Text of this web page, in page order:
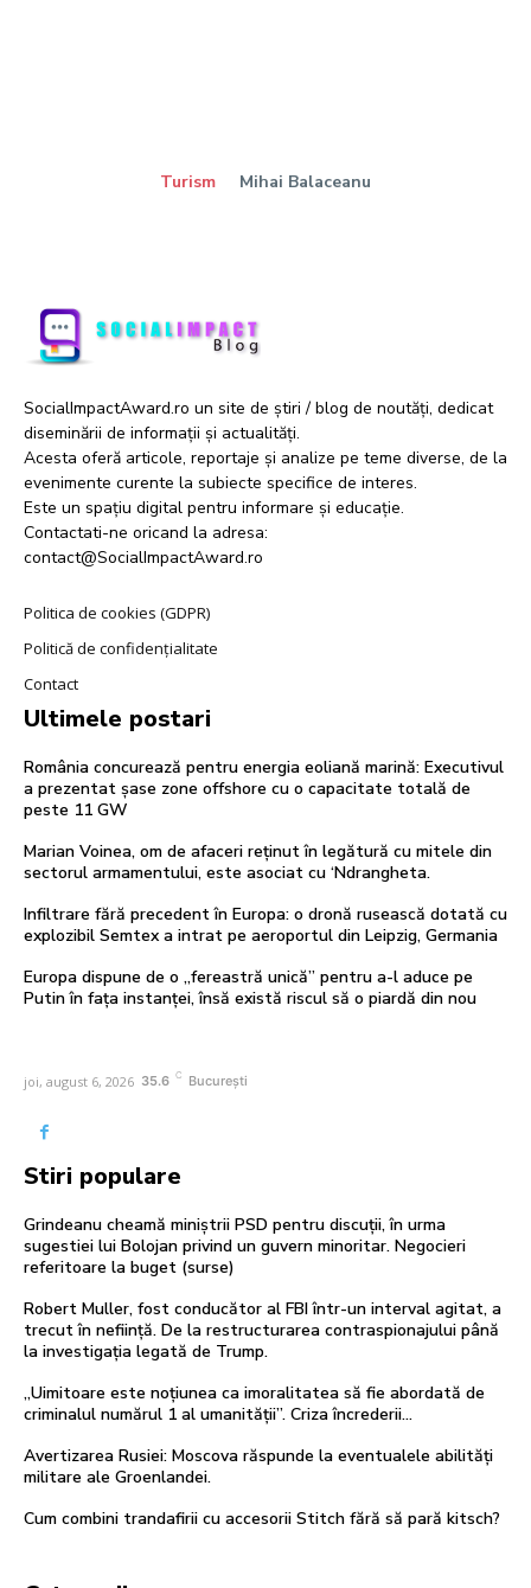
Turism Mihai Balaceanu
SocialImpactAward.ro un site de știri / blog de noutăți, dedicat
diseminării de informații și actualități.
Acesta oferă articole, reportaje și analize pe teme diverse, de la
evenimente curente la subiecte specifice de interes.
Este un spațiu digital pentru informare și educație.
Contactati-ne oricand la adresa:
contact@SocialImpactAward.ro
Politica de cookies (GDPR)
Politică de confidențialitate
Contact
Ultimele postari
România concurează pentru energia eoliană marină: Executivul
a prezentat șase zone offshore cu o capacitate totală de
peste 11 GW
Marian Voinea, om de afaceri reținut în legătură cu mitele din
sectorul armamentului, este asociat cu ‘Ndrangheta.
Infiltrare fără precedent în Europa: o dronă rusească dotată cu
explozibil Semtex a intrat pe aeroportul din Leipzig, Germania
Europa dispune de o „fereastră unică” pentru a-l aduce pe
Putin în fața instanței, însă există riscul să o piardă din nou
joi, august 6, 2026 35.6 C București
Stiri populare
Grindeanu cheamă miniștrii PSD pentru discuții, în urma
sugestiei lui Bolojan privind un guvern minoritar. Negocieri
referitoare la buget (surse)
Robert Muller, fost conducător al FBI într-un interval agitat, a
trecut în neființă. De la restructurarea contraspionajului până
la investigația legată de Trump.
„Uimitoare este noțiunea ca imoralitatea să fie abordată de
criminalul numărul 1 al umanității”. Criza încrederii…
Avertizarea Rusiei: Moscova răspunde la eventualele abilități
militare ale Groenlandei.
Cum combini trandafirii cu accesorii Stitch fără să pară kitsch?